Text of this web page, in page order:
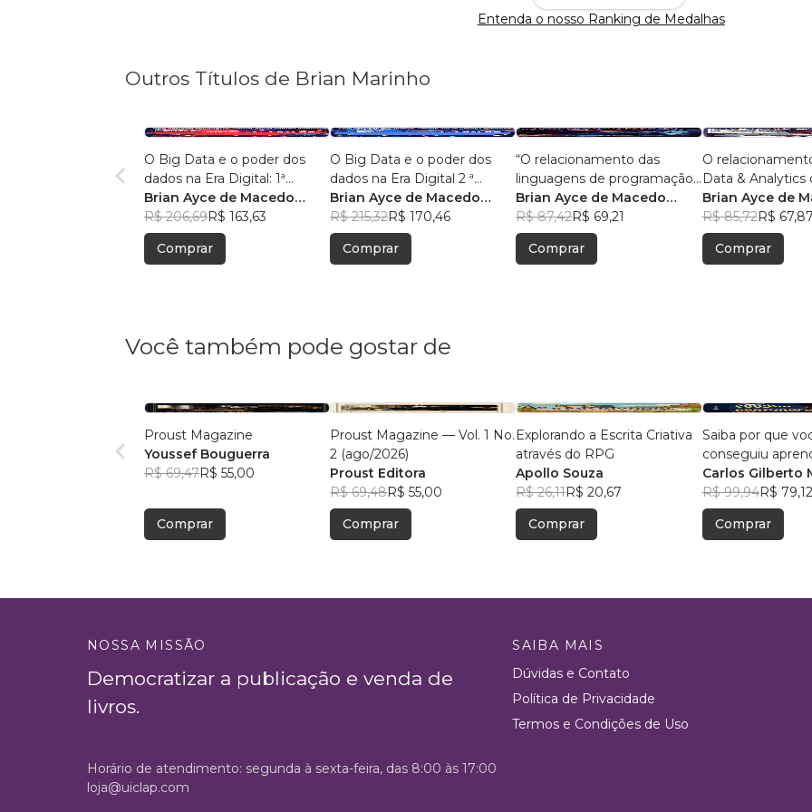
Entenda o nosso Ranking de Medalhas
Outros Títulos de Brian Marinho
O Big Data e o poder dos
dados na Era Digital: 1ª
Edição.
Brian Ayce de Macedo
Marinho
R$ 206,69R$ 163,63
Comprar
O Big Data e o poder dos
dados na Era Digital 2 ª
Edição:
Brian Ayce de Macedo
Marinho
R$ 215,32R$ 170,46
Comprar
“O relacionamento das
linguagens de programação
com o big data e analytics.”
Brian Ayce de Macedo
Marinho
R$ 87,42R$ 69,21
Comprar
O
Data & Analytics
Com 50
respostas.
Brian Ayce de
Marinho
R$ 85,72R$ 67,87
Comprar
Você também pode gostar de
Proust Magazine
Youssef Bouguerra
R$ 69,47R$ 55,00
Comprar
Proust Magazine — Vol. 1 No.
2 (ago/2026)
Proust Editora
R$ 69,48R$ 55,00
Comprar
Explorando a Escrita Criativa
através do RPG
Apollo Souza
R$ 26,11R$ 20,67
Comprar
Saiba por que
conseguiu
português
Carlos Gilberto
Rodrigues
Ferrari
R$ 99,94R$ 79,12
Comprar
NOSSA MISSÃO
Democratizar a publicação e venda de
livros.
SAIBA MAIS
Dúvidas e Contato
Política de Privacidade
Termos e Condições de Uso
Horário de atendimento: segunda à sexta-feira, das 8:00 às 17:00
loja@uiclap.com